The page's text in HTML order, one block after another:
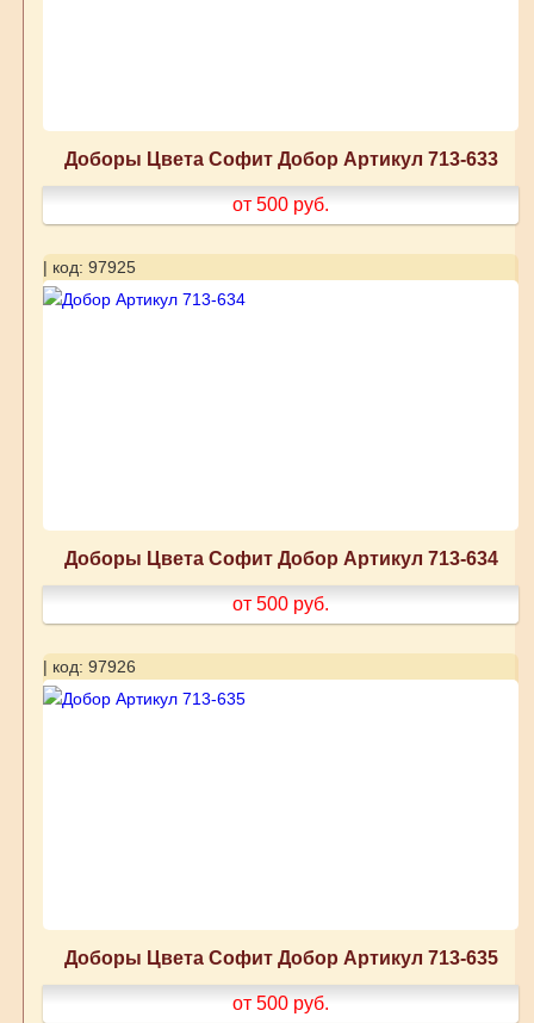
Доборы Цвета Софит Добор Артикул 713-633
от 500 руб.
| код: 97925
Доборы Цвета Софит Добор Артикул 713-634
от 500 руб.
| код: 97926
Доборы Цвета Софит Добор Артикул 713-635
от 500 руб.